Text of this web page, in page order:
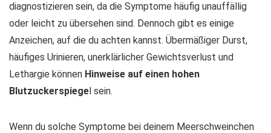
diagnostizieren sein, da die Symptome häufig unauffällig
oder leicht zu übersehen sind. Dennoch gibt es einige
Anzeichen, auf die du achten kannst. Übermäßiger Durst,
häufiges Urinieren, unerklärlicher Gewichtsverlust und
Lethargie können Hinweise auf einen hohen
Blutzuckerspiegel sein.
Wenn du solche Symptome bei deinem Meerschweinchen